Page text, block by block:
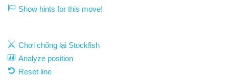
Show hints for this move!
Chơi chống lại Stockfish
Analyze position
Reset line